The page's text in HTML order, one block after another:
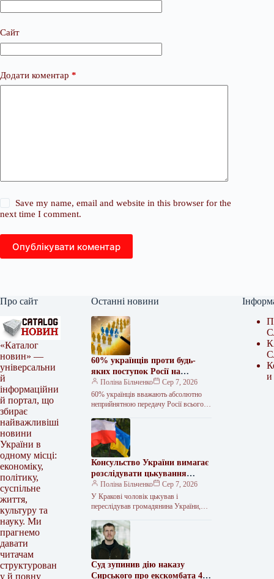
Сайт
Додати коментар *
Save my name, email and website in this browser for the
next time I comment.
Опублікувати коментар
Про сайт
«Каталог
новин» —
універсальни
й
інформаційни
й портал, що
збирає
найважливіші
новини
України в
одному місці:
економіку,
політику,
суспільне
життя,
культуру та
науку. Ми
прагнемо
давати
читачам
структурован
у й повну
Останні новини
60% українців проти будь-
яких поступок Росії на
Донбасі – КМІС
Поліна Більченко
Сер 7, 2026
60% українців вважають абсолютно
неприйнятною передачу Росії всього
Водночас майже 60% допускають
можливість “заморожування”…
Консульство України вимагає
розслідувати цькування
українця в Кракові
Поліна Більченко
Сер 7, 2026
У Кракові чоловік цькував і
переслідував громадянина України,
походження та вимагаючи, щоб той
повернувся на батьківщину.…
Суд зупинив дію наказу
Сирського про екскомбата 47-
и